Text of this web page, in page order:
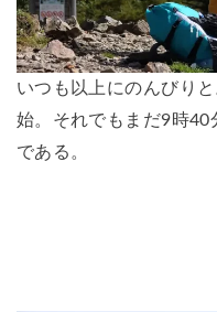
いつも以上にのんびり
始。それでもまだ9時40
である。